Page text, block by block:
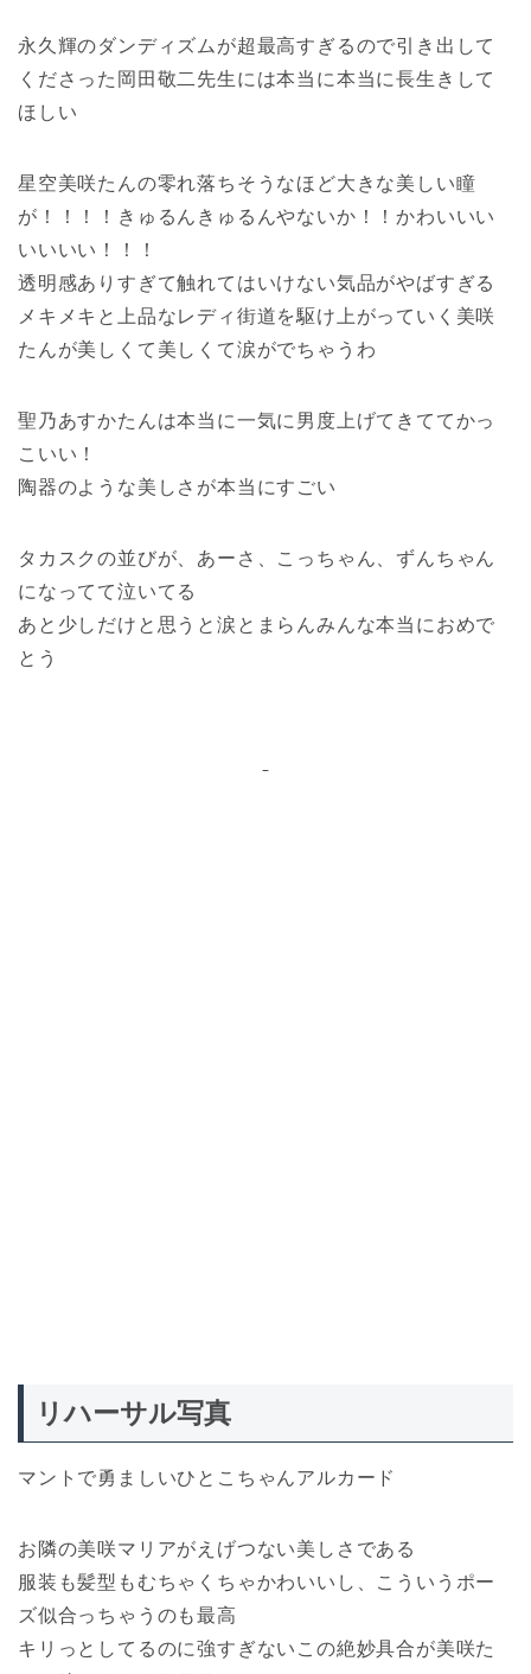
永久輝のダンディズムが超最高すぎるので引き出して
くださった岡田敬二先生には本当に本当に長生きして
ほしい
星空美咲たんの零れ落ちそうなほど大きな美しい瞳
が！！！！きゅるんきゅるんやないか！！かわいいい
いいいい！！！
透明感ありすぎて触れてはいけない気品がやばすぎる
メキメキと上品なレディ街道を駆け上がっていく美咲
たんが美しくて美しくて涙がでちゃうわ
聖乃あすかたんは本当に一気に男度上げてきててかっ
こいい！
陶器のような美しさが本当にすごい
タカスクの並びが、あーさ、こっちゃん、ずんちゃん
になってて泣いてる
あと少しだけと思うと涙とまらんみんな本当におめで
とう
リハーサル写真
マントで勇ましいひとこちゃんアルカード
お隣の美咲マリアがえげつない美しさである
服装も髪型もむちゃくちゃかわいいし、こういうポー
ズ似合っちゃうのも最高
キリっとしてるのに強すぎないこの絶妙具合が美咲た